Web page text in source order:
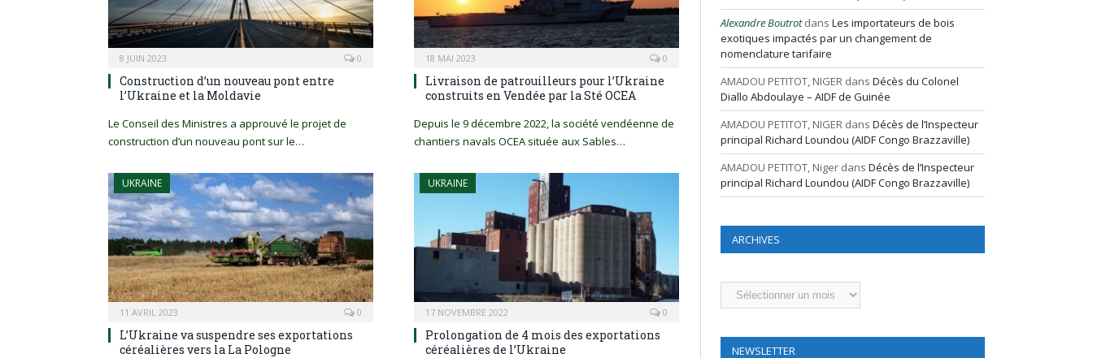
8 JUIN 2023 0
Construction d’un nouveau pont entre
l’Ukraine et la Moldavie
Le Conseil des Ministres a approuvé le projet de
construction d’un nouveau pont sur le…
18 MAI 2023 0
Livraison de patrouilleurs pour l’Ukraine
construits en Vendée par la Sté OCEA
Depuis le 9 décembre 2022, la société vendéenne de
chantiers navals OCEA située aux Sables…
UKRAINE
11 AVRIL 2023 0
L’Ukraine va suspendre ses exportations
céréalières vers la La Pologne
UKRAINE
17 NOVEMBRE 2022 0
Prolongation de 4 mois des exportations
céréalières de l’Ukraine
Alexandre Boutrotdans Les importateurs de bois
exotiques impactés par un changement de
nomenclature tarifaire
AMADOU PETITOT, NIGER dans Décès du Colonel
Diallo Abdoulaye – AIDF de Guinée
AMADOU PETITOT, NIGER dans Décès de l’Inspecteur
principal Richard Loundou (AIDF Congo Brazzaville)
AMADOU PETITOT, Niger dans Décès de l’Inspecteur
principal Richard Loundou (AIDF Congo Brazzaville)
ARCHIVES
Archives
NEWSLETTER